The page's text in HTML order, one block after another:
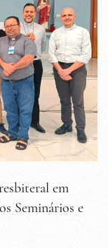
em
Seminários e